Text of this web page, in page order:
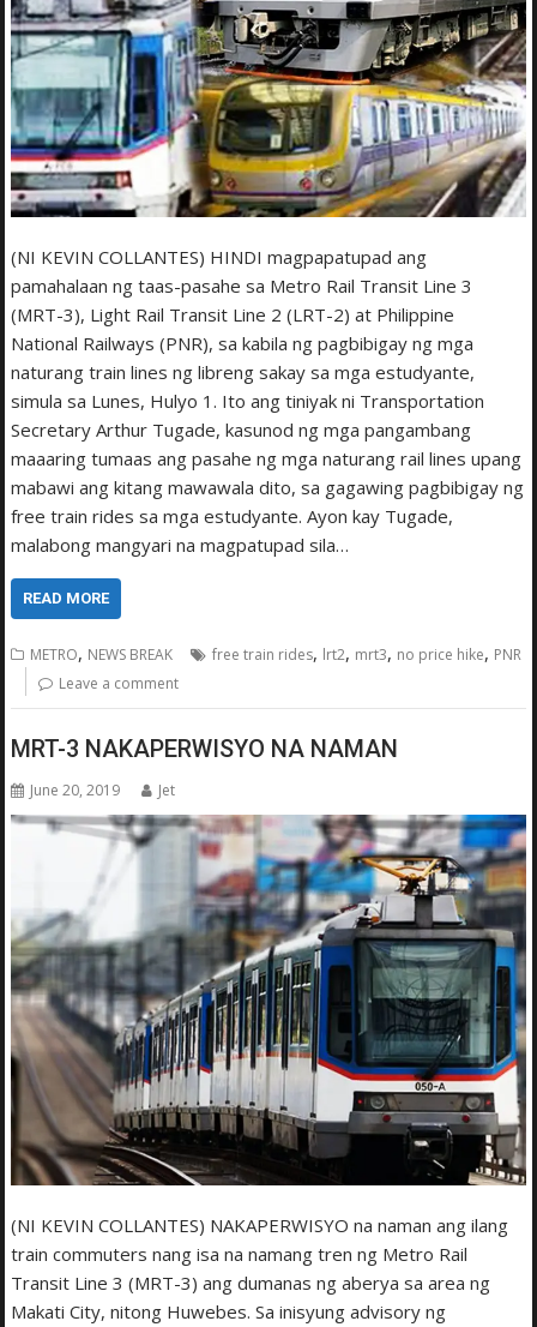
(NI KEVIN COLLANTES) HINDI magpapatupad ang
pamahalaan ng taas-pasahe sa Metro Rail Transit Line 3
(MRT-3), Light Rail Transit Line 2 (LRT-2) at Philippine
National Railways (PNR), sa kabila ng pagbibigay ng mga
naturang train lines ng libreng sakay sa mga estudyante,
simula sa Lunes, Hulyo 1. Ito ang tiniyak ni Transportation
Secretary Arthur Tugade, kasunod ng mga pangambang
maaaring tumaas ang pasahe ng mga naturang rail lines upang
mabawi ang kitang mawawala dito, sa gagawing pagbibigay ng
free train rides sa mga estudyante. Ayon kay Tugade,
malabong mangyari na magpatupad sila…
READ MORE
METRO, NEWS BREAK free train rides, lrt2, mrt3, no price hike, PNR
Leave a comment
MRT-3 NAKAPERWISYO NA NAMAN
June 20, 2019 Jet
(NI KEVIN COLLANTES) NAKAPERWISYO na naman ang ilang
train commuters nang isa na namang tren ng Metro Rail
Transit Line 3 (MRT-3) ang dumanas ng aberya sa area ng
Makati City, nitong Huwebes. Sa inisyung advisory ng